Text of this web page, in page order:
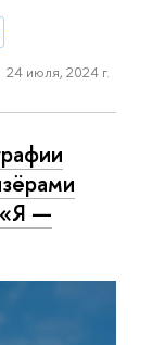
24 июля, 2024 г.
«Я —